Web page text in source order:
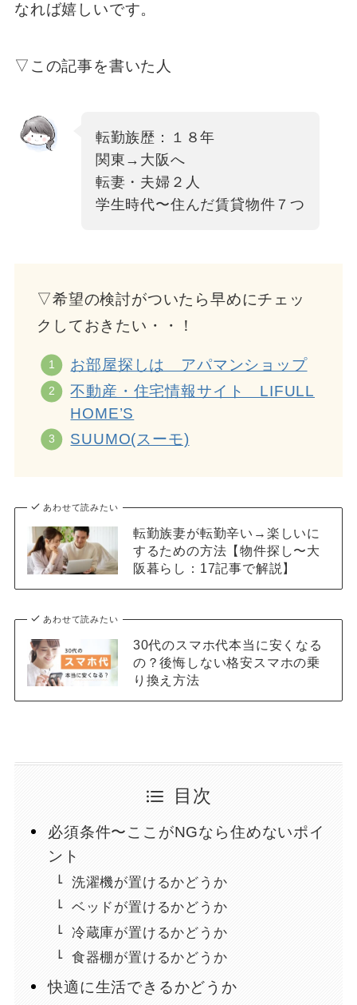
なれば嬉しいです。
▽この記事を書いた人
転勤族歴：１８年
関東→大阪へ
転妻・夫婦２人
学生時代〜住んだ賃貸物件７つ
▽希望の検討がついたら早めにチェッ
クしておきたい・・！
お部屋探しは アパマンショップ
不動産・住宅情報サイト LIFULL
HOME’S
SUUMO(スーモ)
あわせて読みたい
転勤族妻が転勤辛い→楽しいに
するための方法【物件探し〜大
阪暮らし：17記事で解説】
あわせて読みたい
30代のスマホ代本当に安くなる
の？後悔しない格安スマホの乗
り換え方法
目次
必須条件〜ここがNGなら住めないポイ
ント
洗濯機が置けるかどうか
ベッドが置けるかどうか
冷蔵庫が置けるかどうか
食器棚が置けるかどうか
快適に生活できるかどうか